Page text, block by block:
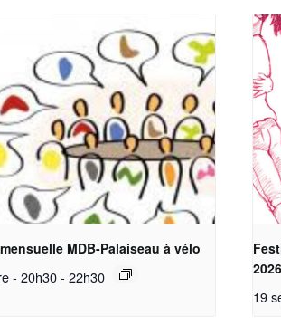
MDB-Palaiseau à vélo
- 20h30 - 22h30
2026
19